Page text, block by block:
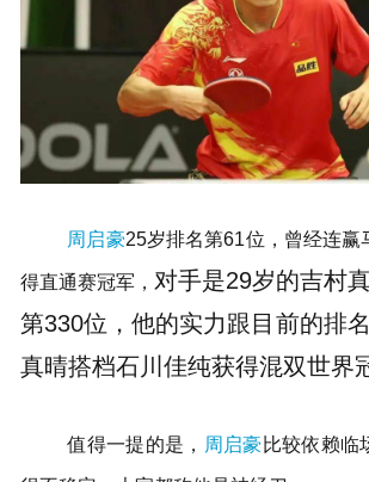
周启豪25岁排名第61位，曾经连赢
得直通赛冠军， 对手是29岁的吉村
第330位，他的实力跟目前的排
真晴搭档石川佳纯获得混双世界
值得一提的是， 周启豪 比较依赖临